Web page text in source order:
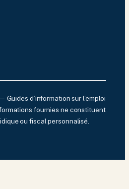
d’information sur l’emploi
fournies ne constituent
ou fiscal personnalisé.